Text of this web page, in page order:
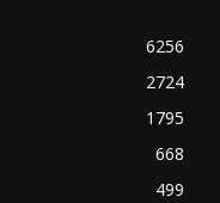
6256
2724
1795
668
499